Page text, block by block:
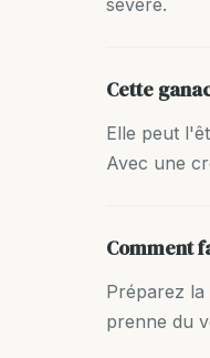
sévère.
Cette
Elle peut
Avec une
Comment
Préparez
prenne du